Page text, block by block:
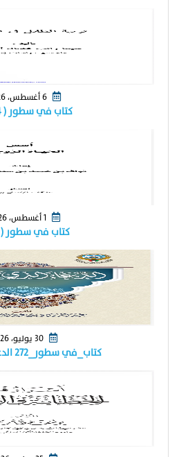
كتاب في سطور ( ٢٧٤) …
1 أغسطس، 2026
كتاب في سطور ( ٢٧٣…
كتاب_في سطور_٢٧٢ الدعاء الذي لايرد